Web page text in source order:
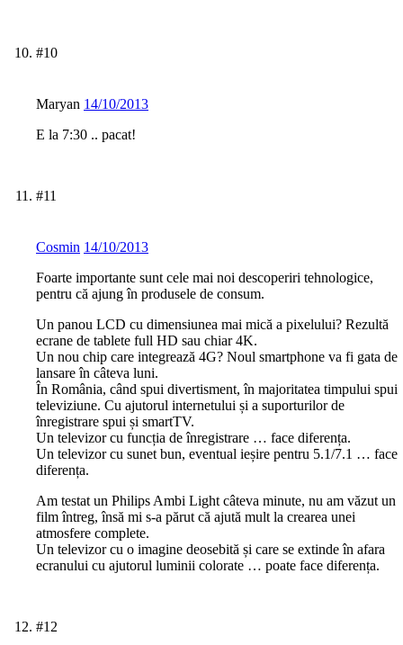
#10
Maryan 14/10/2013
E la 7:30 .. pacat!
#11
Cosmin 14/10/2013
Foarte importante sunt cele mai noi descoperiri tehnologice,
pentru că ajung în produsele de consum.
Un panou LCD cu dimensiunea mai mică a pixelului? Rezultă
ecrane de tablete full HD sau chiar 4K.
Un nou chip care integrează 4G? Noul smartphone va fi gata de
lansare în câteva luni.
În România, când spui divertisment, în majoritatea timpului spui
televiziune. Cu ajutorul internetului și a suporturilor de
înregistrare spui și smartTV.
Un televizor cu funcția de înregistrare … face diferența.
Un televizor cu sunet bun, eventual ieșire pentru 5.1/7.1 … face
diferența.
Am testat un Philips Ambi Light câteva minute, nu am văzut un
film întreg, însă mi s-a părut că ajută mult la crearea unei
atmosfere complete.
Un televizor cu o imagine deosebită și care se extinde în afara
ecranului cu ajutorul luminii colorate … poate face diferența.
#12